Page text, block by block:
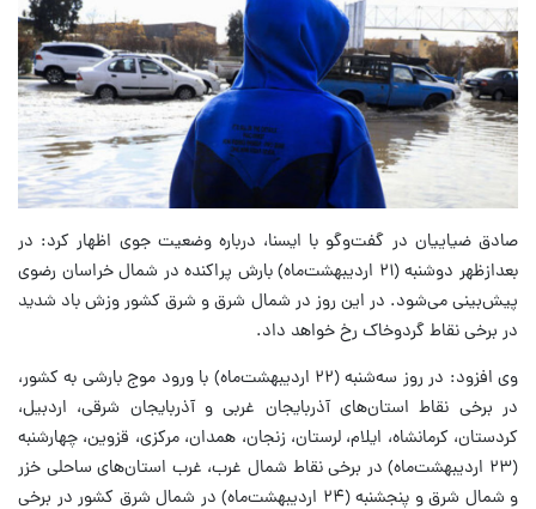
صادق ضیاییان در گفت‌وگو با ایسنا، درباره وضعیت جوی اظهار کرد: در
بعدازظهر دوشنبه (۲۱ اردیبهشت‌ماه) بارش پراکنده در شمال خراسان رضوی
پیش‌بینی می‌شود. در این روز در شمال شرق و شرق کشور وزش باد شدید
در برخی نقاط گردوخاک رخ خواهد داد.
وی افزود: در روز سه‌شنبه (۲۲ اردیبهشت‌ماه) با ورود موج بارشی به کشور،
در برخی نقاط استان‌های آذربایجان غربی و آذربایجان شرقی، اردبیل،
کردستان، کرمانشاه، ایلام، لرستان، زنجان، همدان، مرکزی، قزوین، چهارشنبه
(۲۳ اردیبهشت‌ماه) در برخی نقاط شمال غرب، غرب استان‌های ساحلی خزر
و شمال شرق و پنجشنبه (۲۴ اردیبهشت‌ماه) در شمال شرق کشور در برخی